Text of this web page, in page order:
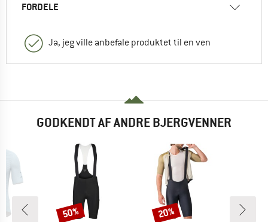
FORDELE
Ja, jeg ville anbefale produktet til en ven
GODKENDT AF ANDRE BJERGVENNER
Rabat
50% Rabat
20%